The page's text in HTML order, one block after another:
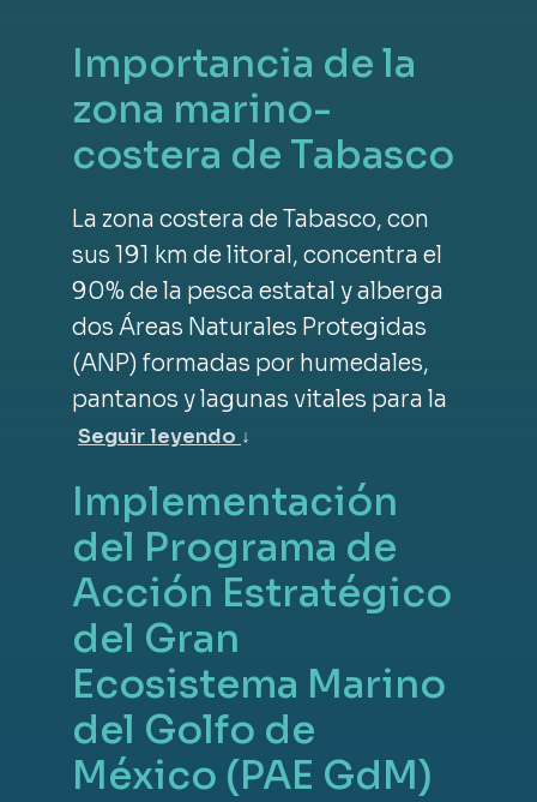
Importancia de la
zona marino-
costera de Tabasco
La zona costera de Tabasco, con
sus 191 km de litoral, concentra el
90% de la pesca estatal y alberga
dos Áreas Naturales Protegidas
(ANP) formadas por humedales,
pantanos y lagunas vitales para la
Seguir leyendo ↓
Implementación
del Programa de
Acción Estratégico
del Gran
Ecosistema Marino
del Golfo de
México (PAE GdM)